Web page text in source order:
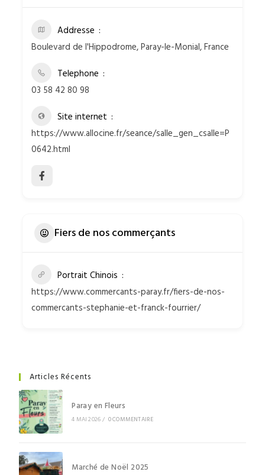
Addresse
Boulevard de l'Hippodrome, Paray-le-Monial, France
Telephone
03 58 42 80 98
Site internet
https://www.allocine.fr/seance/salle_gen_csalle=P
0642.html
Fiers de nos commerçants
Portrait Chinois
https://www.commercants-paray.fr/fiers-de-nos-
commercants-stephanie-et-franck-fourrier/
Articles Récents
Paray en Fleurs
4 MAI 2026 / 0 COMMENTAIRE
Marché de Noël 2025